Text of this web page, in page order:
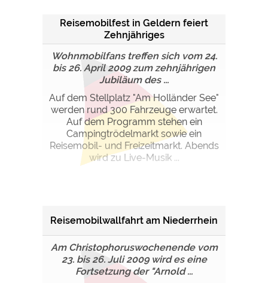
Reisemobilfest in Geldern feiert
Zehnjähriges
Wohnmobilfans treffen sich vom 24.
bis 26. April 2009 zum zehnjährigen
Jubiläum des ...
Auf dem Stellplatz "Am Holländer See"
werden rund 300 Fahrzeuge erwartet.
Auf dem Programm stehen ein
Campingtrödelmarkt sowie ein
Reisemobil- und Freizeitmarkt. Abends
wird zu Live-Musik ...
Reisemobilwallfahrt am Niederrhein
Am Christophoruswochenende vom
23. bis 26. Juli 2009 wird es eine
Fortsetzung der "Arnold ...